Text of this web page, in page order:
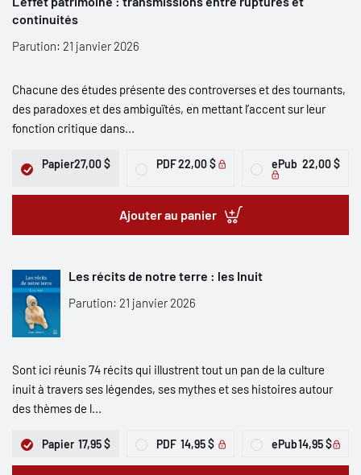
continuités
Parution: 21 janvier 2026
Chacune des études présente des controverses et des tournants,
des paradoxes et des ambiguïtés, en mettant l’accent sur leur
fonction critique dans...
Papier27,00 $ PDF22,00 $ ePub 22,00 $
Ajouter au panier
Les récits de notre terre : les Inuit
Parution: 21 janvier 2026
Sont ici réunis 74 récits qui illustrent tout un pan de la culture
inuit à travers ses légendes, ses mythes et ses histoires autour
des thèmes de l...
Papier 17,95 $ PDF 14,95 $ ePub14,95 $